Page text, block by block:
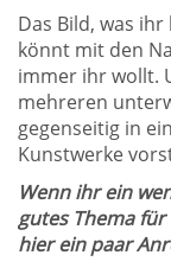
Das Bild, was
könnt mit den
immer ihr wollt.
mehreren
gegenseitig in
Kunstwerke
Wenn ihr ein
gutes Thema
hier ein paar